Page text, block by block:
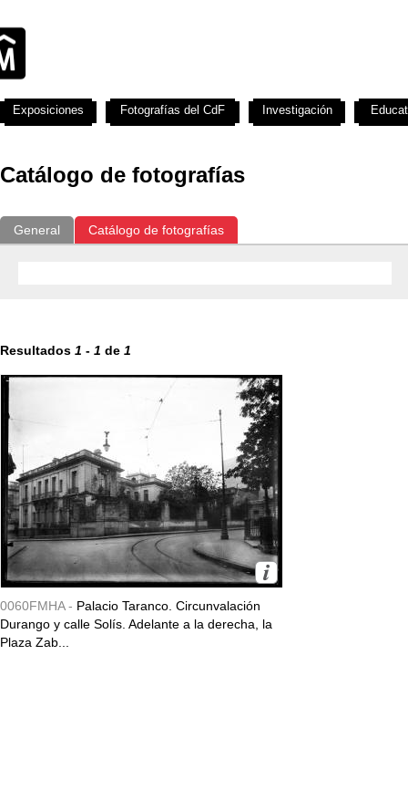
Catálogo de fotografías
General Catálogo de fotografías
Resultados 1 - 1 de 1
0060FMHA - Palacio Taranco. Circunvalación
Durango y calle Solís. Adelante a la derecha, la
Plaza Zab...
Exposiciones Fotografías del CdF Investigación